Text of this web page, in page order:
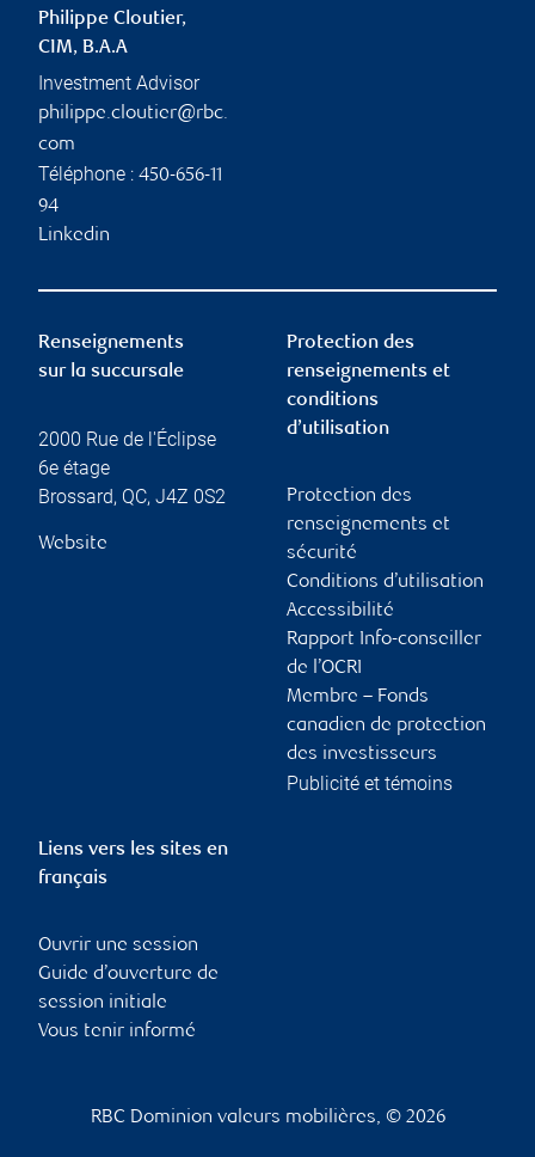
Philippe Cloutier,
CIM, B.A.A
Investment Advisor
philippe.cloutier@rbc.
com
Téléphone : 450-656-11
94
Linkedin
Renseignements
sur la succursale
2000 Rue de l'Éclipse
6e étage
Brossard, QC, J4Z 0S2
Website
Protection des
renseignements et
conditions
d’utilisation
Protection des
renseignements et
sécurité
Conditions d’utilisation
Accessibilité
Rapport Info-conseiller
de l’OCRI
Membre – Fonds
canadien de protection
des investisseurs
Publicité et témoins
Liens vers les sites en
français
Ouvrir une session
Guide d’ouverture de
session initiale
Vous tenir informé
RBC Dominion valeurs mobilières, © 2026